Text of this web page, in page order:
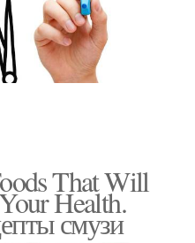
That Will
Health.
смузи